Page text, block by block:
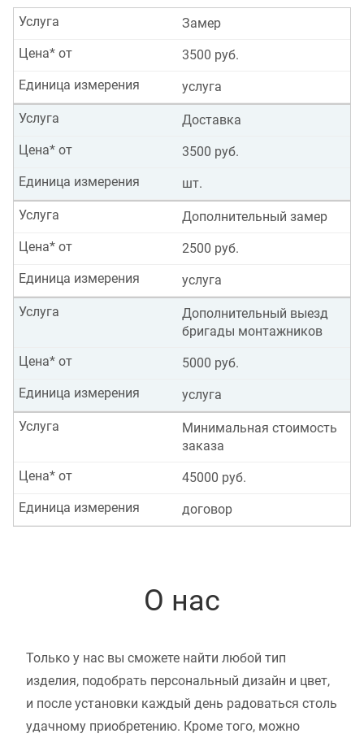
Замер
Услуга
3500 руб.
Цена* от
услуга
Единица измерения
Доставка
Услуга
3500 руб.
Цена* от
шт.
Единица измерения
Дополнительный замер
Услуга
2500 руб.
Цена* от
услуга
Единица измерения
Дополнительный выезд
бригады монтажников
Услуга
5000 руб.
Цена* от
услуга
Единица измерения
Минимальная стоимость
заказа
Услуга
45000 руб.
Цена* от
договор
Единица измерения
О нас
Только у нас вы сможете найти любой тип
изделия, подобрать персональный дизайн и цвет,
и после установки каждый день радоваться столь
удачному приобретению. Кроме того, можно